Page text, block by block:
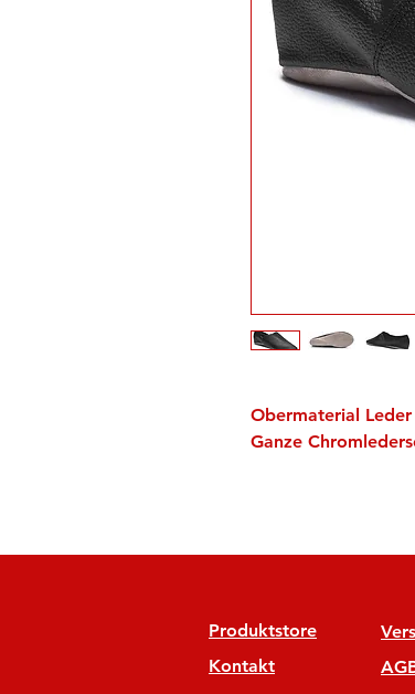
Obermaterial Leder
Ganze
Produktstore
Kontakt